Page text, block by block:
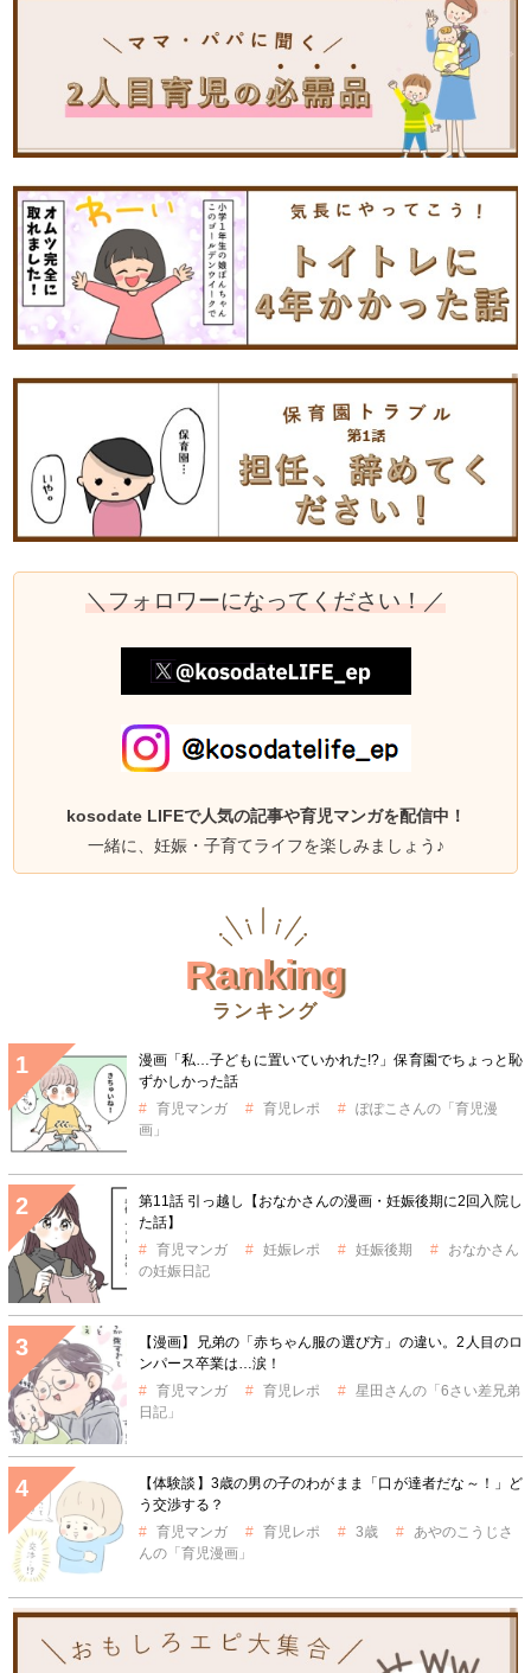
＼フォロワーになってください！／
kosodate LIFEで人気の記事や育児マンガを配信中！
一緒に、妊娠・子育てライフを楽しみましょう♪
Ranking
ランキング
漫画「私…子どもに置いていかれた!?」保育園でちょっと恥
ずかしかった話
育児マンガ
育児レポ
ぽぽこさんの「育児漫
画」
第11話 引っ越し【おなかさんの漫画・妊娠後期に2回入院し
た話】
育児マンガ
妊娠レポ 妊娠後期
おなかさん
の妊娠日記
【漫画】兄弟の「赤ちゃん服の選び方」の違い。2人目のロ
ンパース卒業は…涙！
育児マンガ
育児レポ
星田さんの「6さい差兄弟
日記」
【体験談】3歳の男の子のわがまま「口が達者だな～！」ど
う交渉する？
育児マンガ
育児レポ 3歳
あやのこうじさ
んの「育児漫画」